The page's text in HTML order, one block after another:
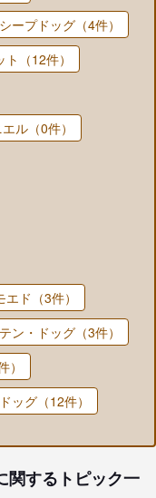
ープドッグ（4件）
（12件）
ル（0件）
エド（3件）
ン・ドッグ（3件）
ッグ（12件）
関するトピック一